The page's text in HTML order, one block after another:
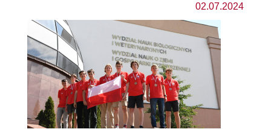
02.07.2024